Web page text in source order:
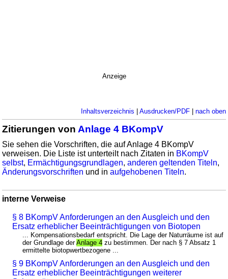
Anzeige
Inhaltsverzeichnis | Ausdrucken/PDF| nach oben
Zitierungen von Anlage 4 BKompV
Sie sehen die Vorschriften, die auf Anlage 4 BKompV
verweisen. Die Liste ist unterteilt nach Zitaten in BKompV
selbst, Ermächtigungsgrundlagen,anderen geltenden Titeln,
Änderungsvorschriften und inaufgehobenen Titeln.
interne Verweise
§ 8 BKompV Anforderungen an den Ausgleich und den
Ersatz erheblicher Beeinträchtigungen von Biotopen
... Kompensationsbedarf entspricht. Die Lage der Naturräume ist auf
der Grundlage derAnlage 4 zu bestimmen. Der nach § 7 Absatz 1
ermittelte biotopwertbezogene ...
§ 9 BKompV Anforderungen an den Ausgleich und den
Ersatz erheblicher Beeinträchtigungen weiterer